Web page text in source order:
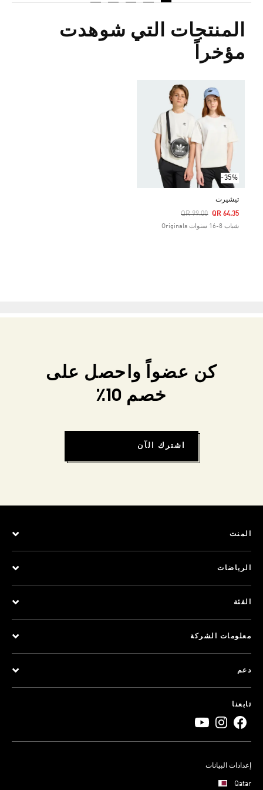
المنتجات التي شوهدت
مؤخراً
-35%
تيشيرت
Price Reduced From
QR 99.00
To QR 64.35
شباب 8-16 سنوات Originals
كن عضواً واحصل على
خصم 10٪
اشترك الآن
المنت
الرياضات
الفئة
معلومات الشركة
دعم
تابعنا
إعدادات البيانات
Qatar